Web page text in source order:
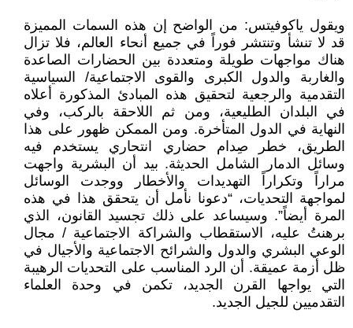
ويقول ياكوفيتس: من الواضح إن هذه السمات المميزة
قد لا تنشأ وتنتشر فوراً في جميع أنحاء العالم، فلا تزال
هناك مواجهات طويلة ومتعددة بين الحضارات الصاعدة
والغاربة والدول الكبرى والقوى الاجتماعية/ السياسية
التقدمية والرجعية لتحقيق هذه المبادئ المذكورة أعلاه
في البلدان الطليعية، ومن ثم اللاحقة بالركب، وفي
النهاية في الدول المتأخرة. ومن الممكن ظهور على هذا
الطريق، خطر صِدام حضاري انتحاري يستخدم فيه
وسائل الدمار الشامل الحديثة. بيد أن البشرية واجهت
مراراً وتكراراً التهديدات والأخطار ووجدت الوسائل
لمواجهة التحديات، “دعونا نأمل أن يتحقق هذا في هذه
المرة أيضاً”. وسيساعد على ذلك تجسيد القانون، الذي
برهنتُ عليه، الاستقطاب والشراكة الاجتماعية / مجال
الوعي البشري والدول والشرائح الاجتماعية والأجيال في
ظل أزمة عميقة. أن الرد المناسب على التحديات الرهيبة
التي يواجها القرن الجديد، تكمن في وحدة العلماء
التقدميين للجيل الجديد.